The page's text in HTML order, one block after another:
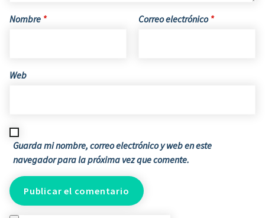
Nombre * Correo electrónico *
Web
Guarda mi nombre, correo electrónico y web en este
navegador para la próxima vez que comente.